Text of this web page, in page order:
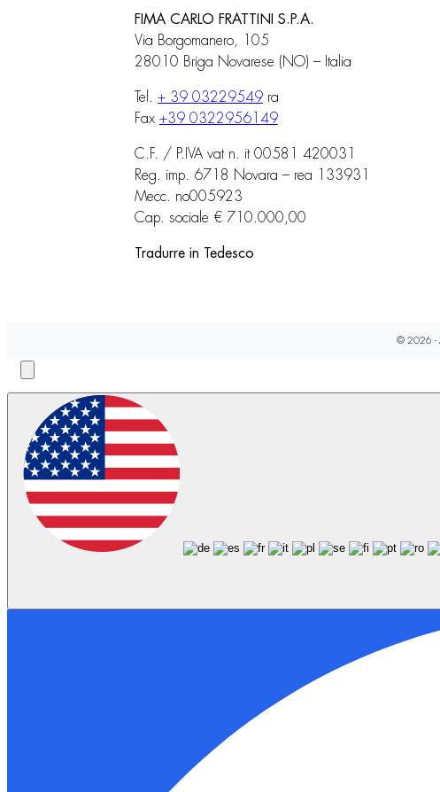
FIMA CARLO FRATTINI S.P.A.
Via Borgomanero, 105
28010 Briga Novarese (NO) – Italia
Tel. + 39 03229549 ra
Fax +39 0322956149
C.F. / P.IVA vat n. it 00581 420031
Reg. imp. 6718 Novara – rea 133931
Mecc. no005923
Cap. sociale € 710.000,00
Tradurre in Tedesco
© 2026 -